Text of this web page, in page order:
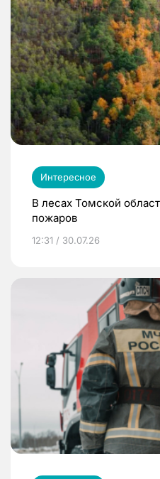
Интересное
В лесах Томской
пожаров
12:31 / 30.07.26